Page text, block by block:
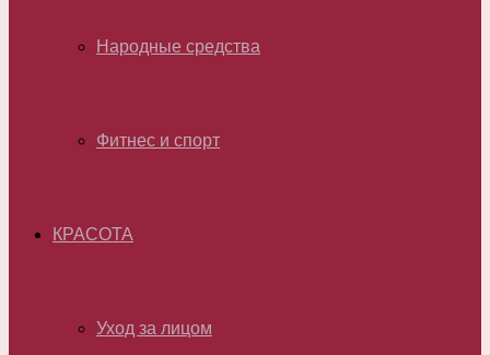
Народные средства
Фитнес и спорт
КРАСОТА
Уход за лицом